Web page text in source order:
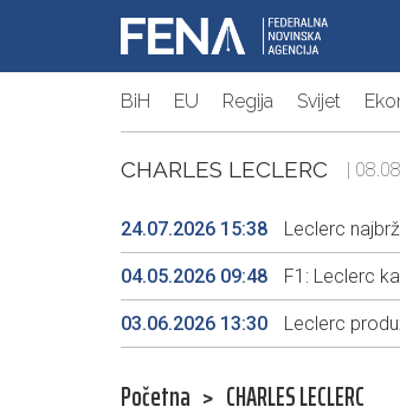
BiH EU Regija Svijet
CHARLES LECLERC |
24.07.2026 15:38 Leclerc
04.05.2026 09:48 F1: Leclerc
03.06.2026 13:30 Leclerc
Početna > CHARLES LECLERC